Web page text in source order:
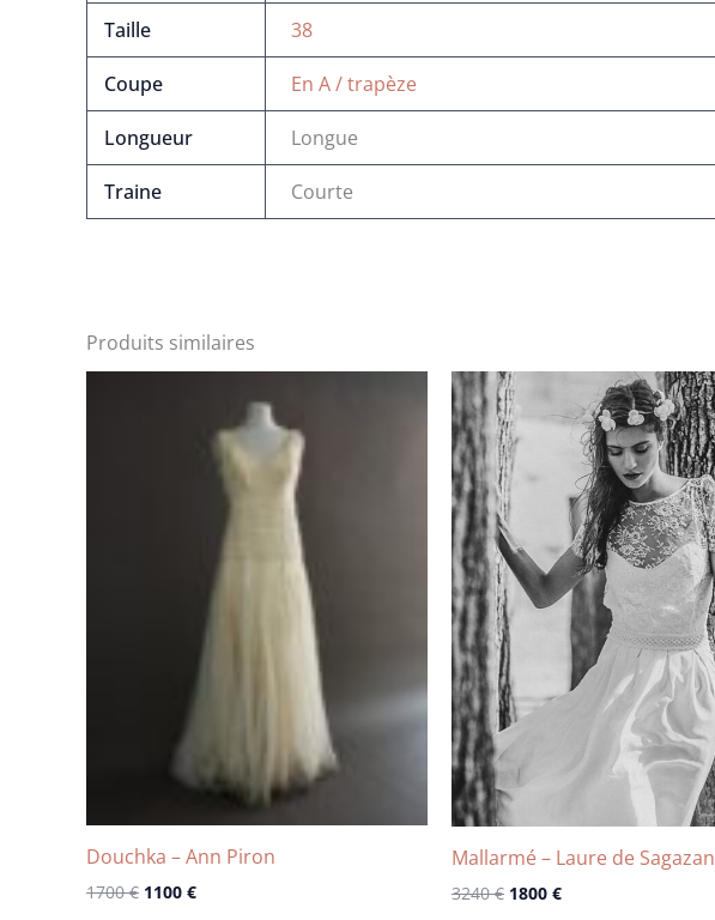
Taille 38
Coupe En A / trapèze
Longueur Longue
Traine Courte
Produits similaires
Douchka – Ann Piron
1700€ 1100 €
actuel
est :
1100 €.
Mallarmé – Laure de Sagazan
3240€
Le
prix
initial
était :
3240 €.
1800 €
prix
actuel
est :
1800 €.